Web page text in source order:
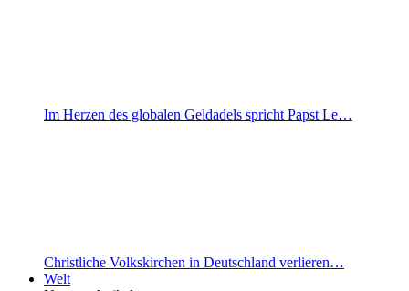
Im Herzen des globalen Geldadels spricht Papst Le…
Christliche Volkskirchen in Deutschland verlieren…
Welt